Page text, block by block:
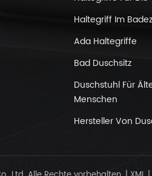
Haltegriff Im
Ada Haltegriffe
Bad Duschsitz
Duschstuhl Für
Menschen
Hersteller Von